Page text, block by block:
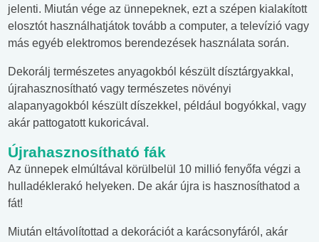
jelenti. Miután vége az ünnepeknek, ezt a szépen kialakított
elosztót használhatjátok tovább a computer, a televízió vagy
más egyéb elektromos berendezések használata során.
Dekorálj természetes anyagokból készült dísztárgyakkal,
újrahasznosítható vagy természetes növényi
alapanyagokból készült díszekkel, például bogyókkal, vagy
akár pattogatott kukoricával.
Újrahasznosítható fák
Az ünnepek elmúltával körülbelül 10 millió fenyőfa végzi a
hulladéklerakó helyeken. De akár újra is hasznosíthatod a
fát!
Miután eltávolítottad a dekorációt a karácsonyfáról, akár